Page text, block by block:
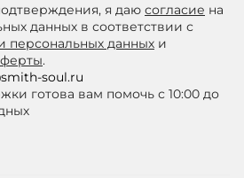
я даю согласие на
данных в соответствии с
персональных данных и
.
soul.ru
готова вам помочь с 10:00 до